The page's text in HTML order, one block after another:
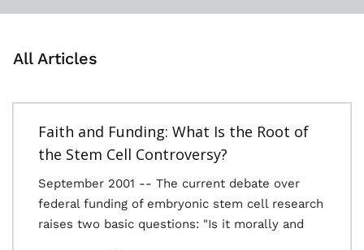
All Articles
Faith and Funding: What Is the Root of
the Stem Cell Controversy?
September 2001 -- The current debate over
federal funding of embryonic stem cell research
raises two basic questions: "Is it morally and